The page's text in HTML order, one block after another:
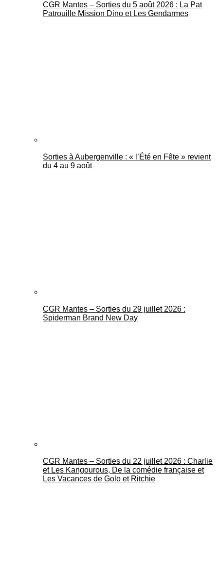
CGR Mantes – Sorties du 5 août 2026 : La Pat
Patrouille Mission Dino et Les Gendarmes
Sorties à Aubergenville : « l’Été en Fête » revient
du 4 au 9 août
CGR Mantes – Sorties du 29 juillet 2026 :
Spiderman Brand New Day
CGR Mantes – Sorties du 22 juillet 2026 : Charlie
et Les Kangourous, De la comédie française et
Les Vacances de Golo et Ritchie